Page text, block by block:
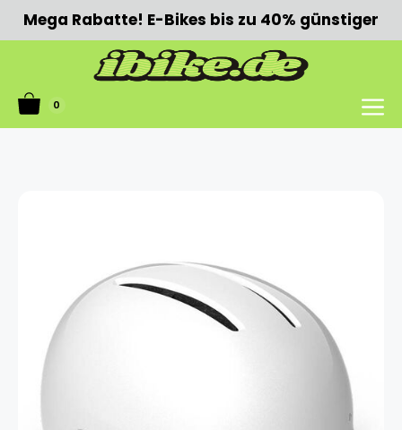
Zum
Inhalt
Mega Rabatte! E-Bikes bis zu 40% günstiger
0
Menü